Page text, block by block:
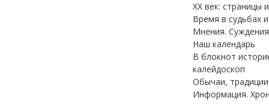
ХХ век: страницы
Время в судьбах
Мнения.
Наш календарь
В блокнот
калейдоскоп
Обычаи,
Информация.